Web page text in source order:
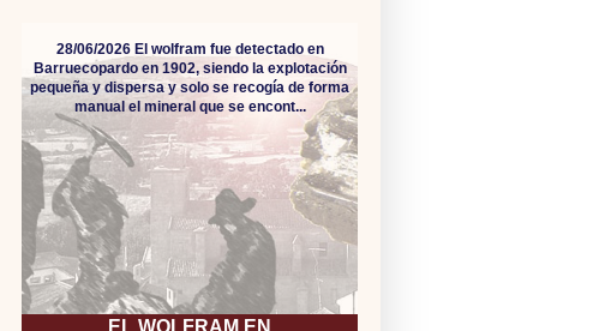
EL WOLFRAM EN
28/06/2026 El wolfram fue detectado en
Barruecopardo en 1902, siendo la explotación
pequeña y dispersa y solo se recogía de forma
manual el mineral que se encont...